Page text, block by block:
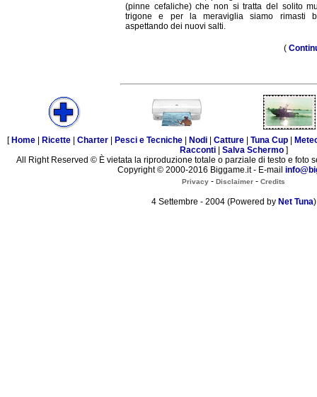
(pinne cefaliche) che non si tratta del solito
trigone e per la meraviglia siamo rimasti
aspettando dei nuovi salti.
(
[ Home Ricette Charter Pesci e Tecniche Nodi Catture Tuna Cup
Racconti| Salva Schermo]
All Right Reserved © È vietata la riproduzione totale o parziale di testo e foto
Copyright © 2000-2016 Biggame.it - E-mail
Privacy - Disclaimer - Credits
4 Settembre - 2004 (Powered by Net Tuna)